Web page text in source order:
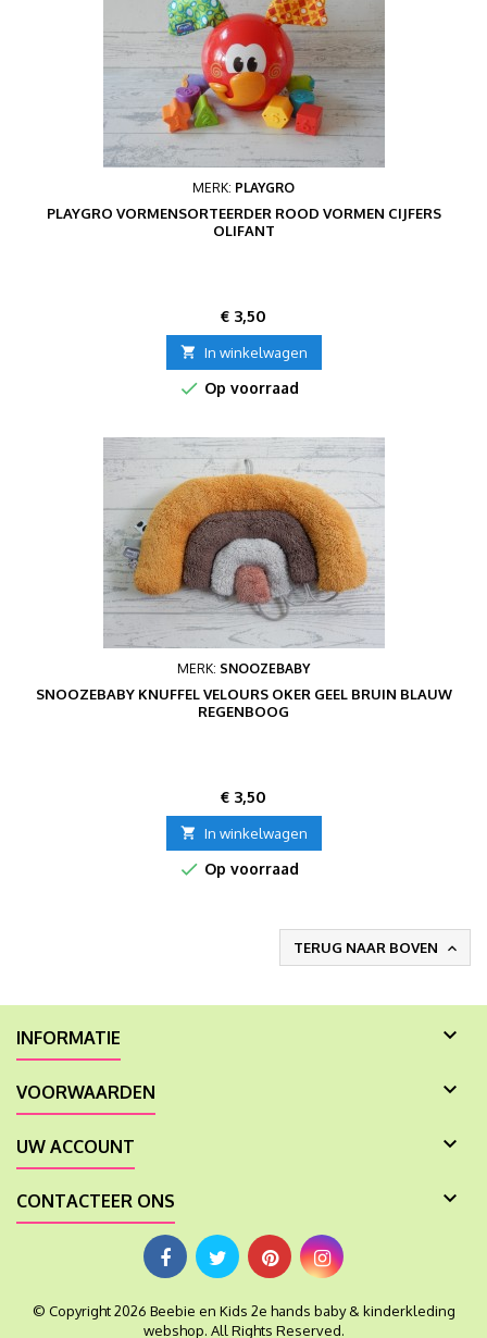
MERK: PLAYGRO
PLAYGRO VORMENSORTEERDER ROOD VORMEN CIJFERS
OLIFANT
Prijs
€ 3,50
 In winkelwagen
 Op voorraad
MERK: SNOOZEBABY
SNOOZEBABY KNUFFEL VELOURS OKER GEEL BRUIN BLAUW
REGENBOOG
Prijs
€ 3,50
 In winkelwagen
 Op voorraad
TERUG NAAR BOVEN 
INFORMATIE 
VOORWAARDEN 
UW ACCOUNT 
CONTACTEER ONS 
© Copyright 2026 Beebie en Kids 2e hands baby & kinderkleding
webshop. All Rights Reserved.